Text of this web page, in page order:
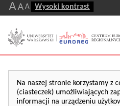
AA A Wysoki kontrast
Na naszej stronie korzystamy z
(ciasteczek) umożliwiających
informacji na urządzeniu